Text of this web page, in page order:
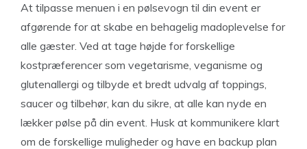
At tilpasse menuen i en pølsevogn til din event er
afgørende for at skabe en behagelig madoplevelse for
alle gæster. Ved at tage højde for forskellige
kostpræferencer som vegetarisme, veganisme og
glutenallergi og tilbyde et bredt udvalg af toppings,
saucer og tilbehør, kan du sikre, at alle kan nyde en
lækker pølse på din event. Husk at kommunikere klart
om de forskellige muligheder og have en backup plan